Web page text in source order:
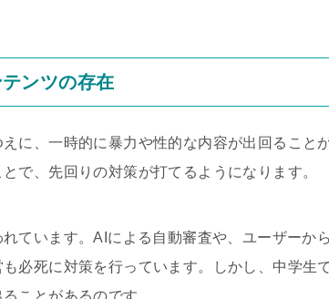
ンツの存在
に、一時的に暴力や性的な内容が出回ること
で、先回りの対策が打てるようになります。
ています。AIによる自動審査や、ユーザーから
必死に対策を行っています。しかし、中学生
ことがあるのです。